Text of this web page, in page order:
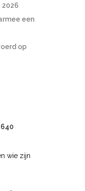
2026
een
op
wie zijn